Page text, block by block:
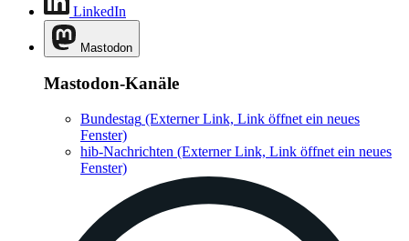
LinkedIn
Mastodon
Mastodon-Kanäle
Bundestag (Externer Link, Link öffnet ein neues
Fenster)
hib-Nachrichten (Externer Link, Link öffnet ein neues
Fenster)